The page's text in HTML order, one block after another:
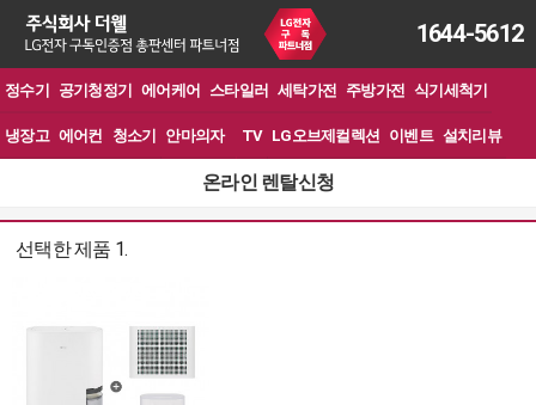
1644-5612
정수기 공기청정기 에어케어 스타일러 세탁가전 주방가전 식기세척기
냉장고 에어컨 청소기 안마의자 TV LG오브제컬렉션 이벤트 설치리뷰
온라인 렌탈신청
선택한 제품 1.